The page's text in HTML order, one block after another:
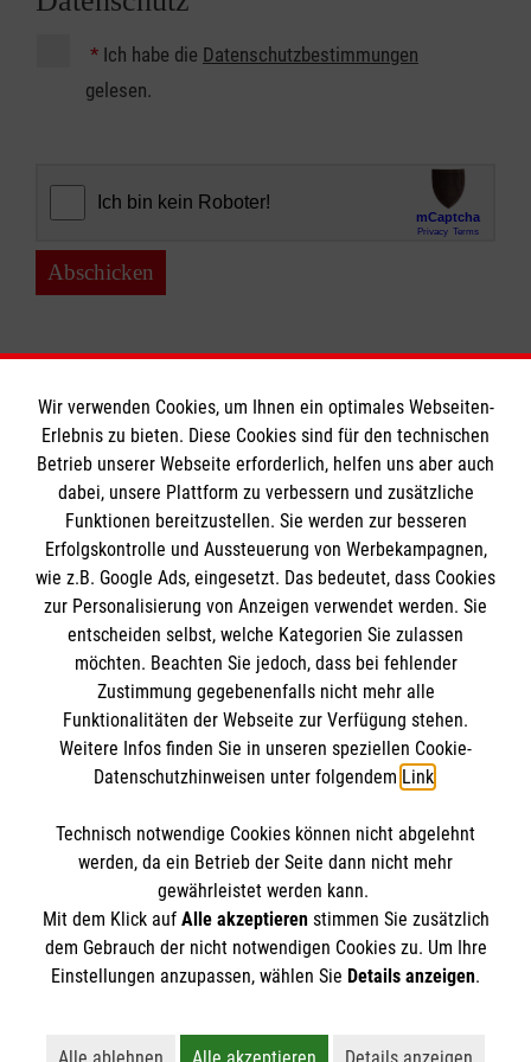
* Ich habe die Datenschutzbestimmungen
gelesen.
Abschicken
Informationen
Impressum
Datenschutz
Barrierefreiheit
Kontakt
Die Malteser
Malteser in Deutschland
Malteserorden
Sharepoint
Spendenkonto
Pax-Bank für Kirche und Caritas eG
IBAN: DE67 3706 0193 4001 1550 20
BIC / S.W.I.F.T: GENODED1PAX
So finden Sie uns
Hauptstraße 37
69518 Absteinach
sascha.zink@malteser.org
Der Malteser Hilfsdienst e.V. ist als eingetragene
Gewerbesteuer befreit.
Wir verwenden Cookies, um Ihnen ein optimales Webseiten-
Erlebnis zu bieten. Diese Cookies sind für den technischen
Betrieb unserer Webseite erforderlich, helfen uns aber auch
dabei, unsere Plattform zu verbessern und zusätzliche
Funktionen bereitzustellen. Sie werden zur besseren
Erfolgskontrolle und Aussteuerung von Werbekampagnen,
wie z.B. Google Ads, eingesetzt. Das bedeutet, dass Cookies
zur Personalisierung von Anzeigen verwendet werden. Sie
entscheiden selbst, welche Kategorien Sie zulassen
möchten. Beachten Sie jedoch, dass bei fehlender
Zustimmung gegebenenfalls nicht mehr alle
Funktionalitäten der Webseite zur Verfügung stehen.
Weitere Infos finden Sie in unseren speziellen Cookie-
Datenschutzhinweisen unter folgendem Link.
Technisch notwendige Cookies können nicht abgelehnt
werden, da ein Betrieb der Seite dann nicht mehr
gewährleistet werden kann.
Mit dem Klick auf Alle akzeptierenstimmen Sie zusätzlich
dem Gebrauch der nicht notwendigen Cookies zu. Um Ihre
Einstellungen anzupassen, wählen Sie Details anzeigen.